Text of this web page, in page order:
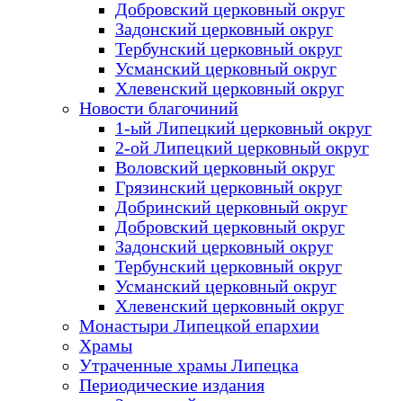
Добровский церковный округ
Задонский церковный округ
Тербунский церковный округ
Усманский церковный округ
Хлевенский церковный округ
Новости благочиний
1-ый Липецкий церковный округ
2-ой Липецкий церковный округ
Воловский церковный округ
Грязинский церковный округ
Добринский церковный округ
Добровский церковный округ
Задонский церковный округ
Тербунский церковный округ
Усманский церковный округ
Хлевенский церковный округ
Монастыри Липецкой епархии
Храмы
Утраченные храмы Липецка
Периодические издания